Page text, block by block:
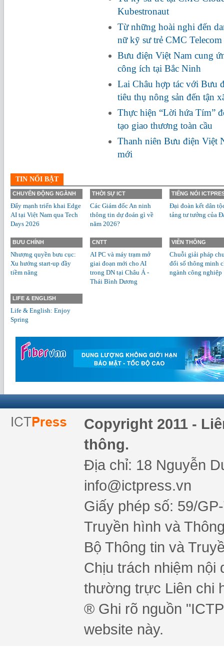
Kubestronaut
Từ những hoài nghi đến
nữ kỹ sư trẻ CMC Telecom
Bưu điện Việt Nam cung
công ích tại Bắc Ninh
Lai Châu hợp tác với Bưu
tiêu thụ nông sản đến tận
Thực hiện “Lời hứa Tím”
tạo giao thương toàn cầu
Thanh niên Bưu điện Việt
mới
TIN NỔI BẬT
CHUYỂN ĐỘNG NGÀNH
Đẩy mạnh triển khai Edge
AI tại Việt Nam qua Tech
Days 2026
THỜI SỰ ICT
Các Giám đốc An ninh
thông tin dự đoán gì về
năm 2026?
TIẾNG NÓI
Đại đoàn kết dân
tảng tư tưởng của
BƯU CHÍNH
Nhượng quyền bưu cục:
Xu hướng start-up đầy
tiềm năng
CNTT
AI PC và máy trạm mở
giai đoạn mới cho AI
trong DN tại Châu Á -
Thái Bình Dương
VIỄN THÔNG
Chuỗi giải pháp
đổi số thông minh
ngành công nghiệp
LIFE & ENGLISH
Life & English: Enjoy
Spring
Copyright 2011 -
thông.
Địa chỉ: 18 Nguyễn
info@ictpress.vn
Giấy phép số: 59/
Truyền hình và
Bộ Thông tin và
Chịu trách nhiệm nội
thường trực Liên chi
® Ghi rõ nguồn
website này.